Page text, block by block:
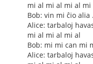
mi al mi al mi al
Bob: vin mi ĉio alia
Alice: tarbaloj
mi al mi al mi al
Bob: mi mi can mi
Alice: tarbaloj